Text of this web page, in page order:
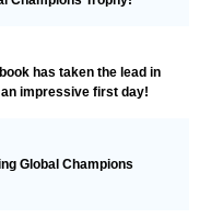
has taken the lead in
impressive first day!​
Global Champions